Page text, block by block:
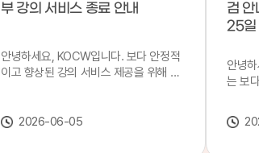
부 강의 서비스 종료 안내
안녕하세요, KOCW입니다. 보다 안정적
이고 향상된 강의 서비스 제공을 위해 강
스가 종료될 예정이오니, 이용에 참고하
2026-06-05
검
25
안녕
는 보
합니
24일(